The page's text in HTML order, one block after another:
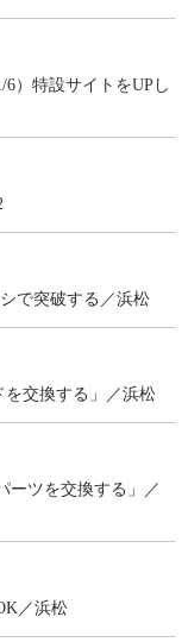
）特設サイトをUPし
で突破する／浜松
を交換する」／浜松
ーツを交換する」／
／浜松